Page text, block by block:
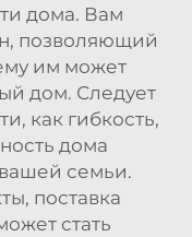
дома. Вам
позволяющий
им может
дом. Следует
как гибкость,
дома
вашей семьи.
поставка
стать